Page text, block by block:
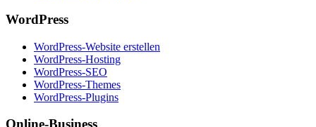
WordPress
WordPress-Website erstellen
WordPress-Hosting
WordPress-SEO
WordPress-Themes
WordPress-Plugins